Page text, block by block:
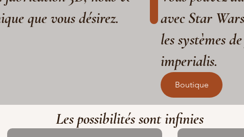
que vous désirez.
avec Star
les systèmes
imperialis.
Boutique
Les possibilités sont infinies